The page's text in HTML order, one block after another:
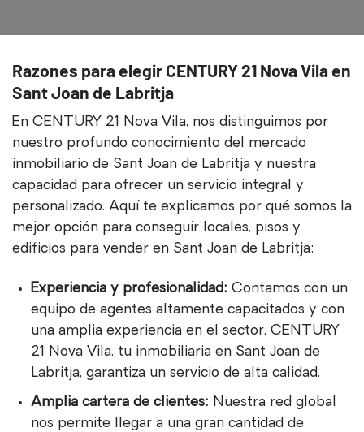
Razones para elegir CENTURY 21 Nova Vila en
Sant Joan de Labritja
En CENTURY 21 Nova Vila, nos distinguimos por
nuestro profundo conocimiento del mercado
inmobiliario de Sant Joan de Labritja y nuestra
capacidad para ofrecer un servicio integral y
personalizado. Aquí te explicamos por qué somos la
mejor opción para conseguir locales, pisos y
edificios para vender en Sant Joan de Labritja:
Experiencia y profesionalidad: Contamos con un
equipo de agentes altamente capacitados y con
una amplia experiencia en el sector. CENTURY
21 Nova Vila, tu inmobiliaria en Sant Joan de
Labritja, garantiza un servicio de alta calidad.
Amplia cartera de clientes: Nuestra red global
nos permite llegar a una gran cantidad de